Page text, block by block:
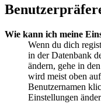
Wie kann ich meine
Wenn du dich
in der Datenbank
ändern, gehe in
wird meist oben
Benutzernamen
Einstellungen